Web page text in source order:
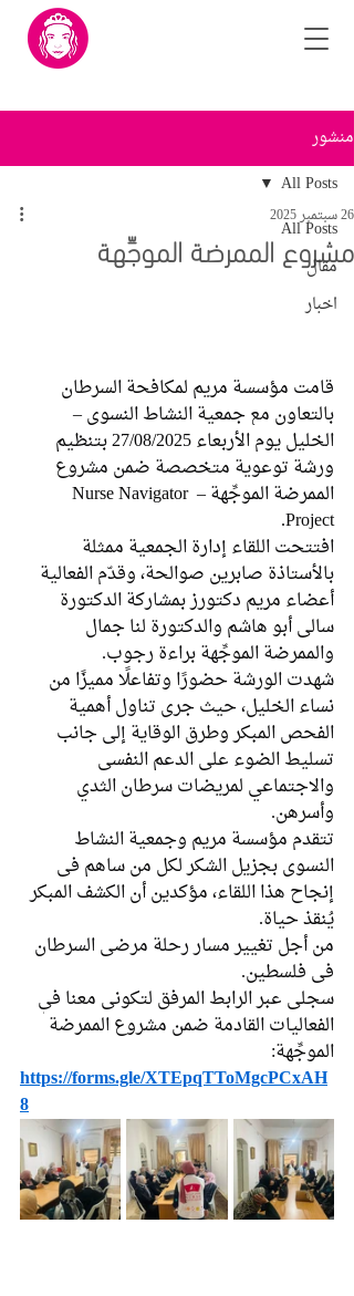
منشور
All Posts
مقال
اخبار
All Posts
مشروع الممرضة الموجِّهة
26 سبتمبر 2025
قامت مؤسسة مريم لمكافحة السرطان
بالتعاون مع جمعية النشاط النسوي –
الخليل يوم الأربعاء 27/08/2025 بتنظيم
ورشة توعوية متخصصة ضمن مشروع
الممرضة الموجِّهة – Nurse Navigator
Project.
افتتحت اللقاء إدارة الجمعية ممثلة
بالأستاذة صابرين صوالحة، وقدّم الفعالية
أعضاء مريم دكتورز بمشاركة الدكتورة
سالي أبو هاشم والدكتورة لنا جمال
والممرضة الموجِّهة براءة رجوب.
شهدت الورشة حضورًا وتفاعلًا مميزًا من
نساء الخليل، حيث جرى تناول أهمية
الفحص المبكر وطرق الوقاية إلى جانب
تسليط الضوء على الدعم النفسي
والاجتماعي لمريضات سرطان الثدي
وأسرهن.
تتقدم مؤسسة مريم وجمعية النشاط
النسوي بجزيل الشكر لكل من ساهم في
إنجاح هذا اللقاء، مؤكدين أن الكشف المبكر
يُنقذ حياة.
من أجل تغيير مسار رحلة مرضى السرطان
في فلسطين.
سجلي عبر الرابط المرفق لتكوني معنا في
الفعاليات القادمة ضمن مشروع الممرضة
الموجِّهة:
https://forms.gle/XTEpqTToMgcPCxAH
8